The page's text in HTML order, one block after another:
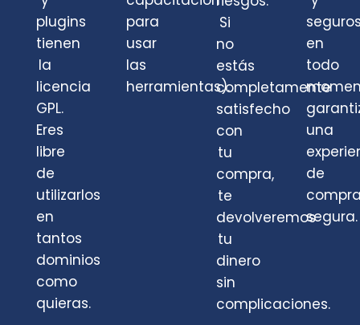
plugins
tienen
la
licencia
GPL.
Eres
libre
de
utilizarlos
en
tantos
dominios
como
quieras.
para
usar
las
herramientas).
Si
no
estás
completamente
satisfecho
con
tu
compra,
te
devolveremos
tu
dinero
sin
complicaciones.
en
todo
una
de
segura.